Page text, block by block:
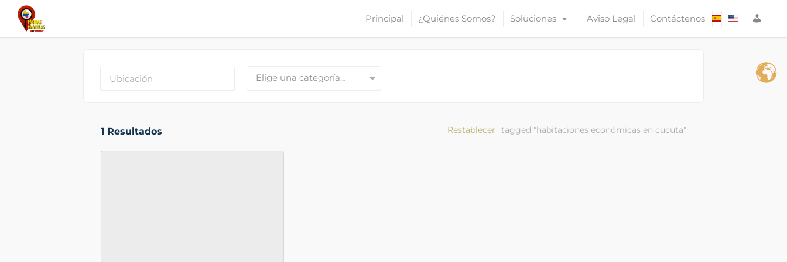
Principal ¿Quiénes Somos? Soluciones Aviso Legal Contáctenos
S
O
Elige una categoría…
1 Resultados tagged "habitaciones económicas en cucuta"
Restablecer